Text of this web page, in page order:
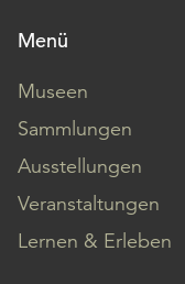
Menü
Museen
Sammlungen
Ausstellungen
Veranstaltungen
Lernen & Erleben